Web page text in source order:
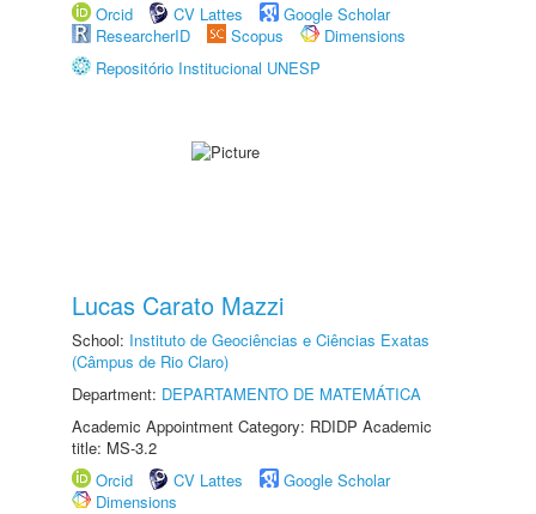
Orcid
CV Lattes
Google Scholar
ResearcherID
Scopus
Dimensions
Repositório Institucional UNESP
Lucas Carato Mazzi
School: Instituto de Geociências e Ciências Exatas
(Câmpus de Rio Claro)
Department: DEPARTAMENTO DE MATEMÁTICA
Academic Appointment Category: RDIDP Academic
title: MS-3.2
Orcid
CV Lattes
Google Scholar
Dimensions